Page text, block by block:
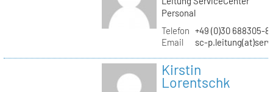
Personal
Telefon +49 (0)30 688305-
Email
sc-
Kirstin
Lorentschk